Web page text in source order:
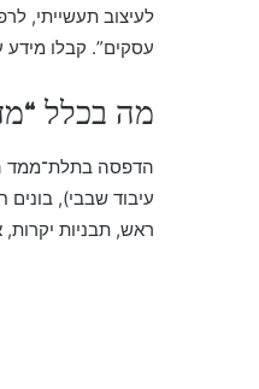
עסקים”. קבלו מידע
מה בכלל
הדפסה בתלת־ממד
עיבוד שבבי),
ראש, תבניות